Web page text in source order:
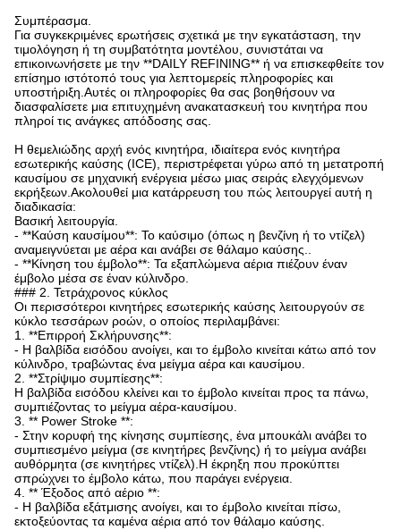
Συμπέρασμα.
Για συγκεκριμένες ερωτήσεις σχετικά με την εγκατάσταση, την
τιμολόγηση ή τη συμβατότητα μοντέλου, συνιστάται να
επικοινωνήσετε με την **DAILY REFINING** ή να επισκεφθείτε τον
επίσημο ιστότοπό τους για λεπτομερείς πληροφορίες και
υποστήριξη.Αυτές οι πληροφορίες θα σας βοηθήσουν να
διασφαλίσετε μια επιτυχημένη ανακατασκευή του κινητήρα που
πληροί τις ανάγκες απόδοσης σας.
Η θεμελιώδης αρχή ενός κινητήρα, ιδιαίτερα ενός κινητήρα
εσωτερικής καύσης (ICE), περιστρέφεται γύρω από τη μετατροπή
καυσίμου σε μηχανική ενέργεια μέσω μιας σειράς ελεγχόμενων
εκρήξεων.Ακολουθεί μια κατάρρευση του πώς λειτουργεί αυτή η
διαδικασία:
Βασική λειτουργία.
- **Καύση καυσίμου**: Το καύσιμο (όπως η βενζίνη ή το ντίζελ)
αναμειγνύεται με αέρα και ανάβει σε θάλαμο καύσης..
- **Κίνηση του έμβολο**: Τα εξαπλώμενα αέρια πιέζουν έναν
έμβολο μέσα σε έναν κύλινδρο.
### 2. Τετράχρονος κύκλος
Οι περισσότεροι κινητήρες εσωτερικής καύσης λειτουργούν σε
κύκλο τεσσάρων ροών, ο οποίος περιλαμβάνει:
1. **Επιρροή Σκλήρυνσης**:
- Η βαλβίδα εισόδου ανοίγει, και το έμβολο κινείται κάτω από τον
κύλινδρο, τραβώντας ένα μείγμα αέρα και καυσίμου.
2. **Στρίψιμο συμπίεσης**:
Η βαλβίδα εισόδου κλείνει και το έμβολο κινείται προς τα πάνω,
συμπιέζοντας το μείγμα αέρα-καυσίμου.
3. ** Power Stroke **:
- Στην κορυφή της κίνησης συμπίεσης, ένα μπουκάλι ανάβει το
συμπιεσμένο μείγμα (σε κινητήρες βενζίνης) ή το μείγμα ανάβει
αυθόρμητα (σε κινητήρες ντίζελ).Η έκρηξη που προκύπτει
σπρώχνει το έμβολο κάτω, που παράγει ενέργεια.
4. ** Έξοδος από αέριο **:
- Η βαλβίδα εξάτμισης ανοίγει, και το έμβολο κινείται πίσω,
εκτοξεύοντας τα καμένα αέρια από τον θάλαμο καύσης.